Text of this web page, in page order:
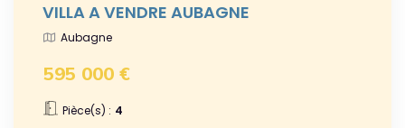
VILLA A VENDRE AUBAGNE
Aubagne
595 000 €
Pièce(s) : 4